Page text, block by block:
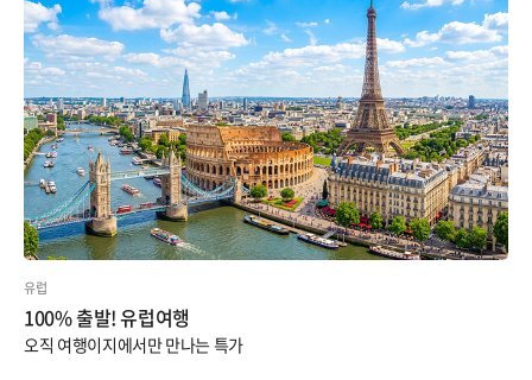
유럽
100% 출발! 유럽여행
오직 여행이지에서만 만나는 특가